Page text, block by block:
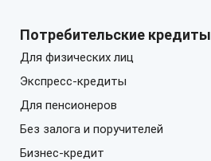
Потребительские кредиты
Для физических лиц
Экспресс-кредиты
Для пенсионеров
Без залога и поручителей
Бизнес-кредит